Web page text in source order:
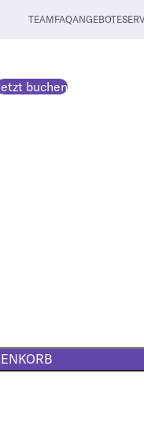
TEAMFAQANGEBOTE
buchen